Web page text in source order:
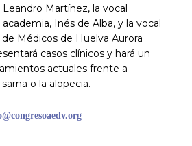
Martínez, la vocal
Inés de Alba, y la vocal
Médicos de Huelva Aurora
casos clínicos y hará un
actuales frente a
o la alopecia.